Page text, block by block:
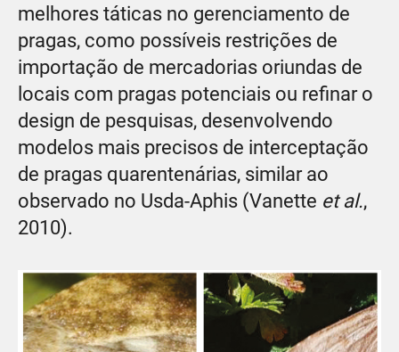
melhores táticas no gerenciamento de
pragas, como possíveis restrições de
importação de mercadorias oriundas de
locais com pragas potenciais ou refinar o
design de pesquisas, desenvolvendo
modelos mais precisos de interceptação
de pragas quarentenárias, similar ao
observado no Usda-Aphis (Vanette et al.,
2010).